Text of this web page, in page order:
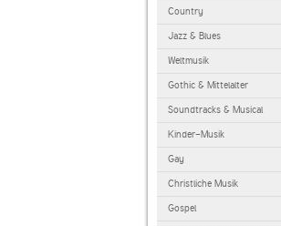
Country
Jazz & Blues
Weltmusik
Gothic & Mittelalter
Soundtracks & Musical
Kinder-Musik
Gay
Christliche Musik
Gospel